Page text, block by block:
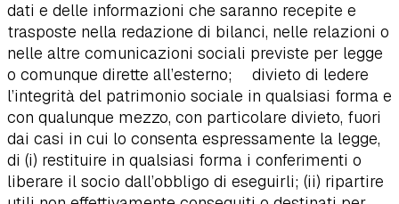
dati e delle informazioni che saranno recepite e
trasposte nella redazione di bilanci, nelle relazioni o
nelle altre comunicazioni sociali previste per legge
o comunque dirette all’esterno; divieto di ledere
l’integrità del patrimonio sociale in qualsiasi forma e
con qualunque mezzo, con particolare divieto, fuori
dai casi in cui lo consenta espressamente la legge,
di (i) restituire in qualsiasi forma i conferimenti o
liberare il socio dall’obbligo di eseguirli; (ii) ripartire